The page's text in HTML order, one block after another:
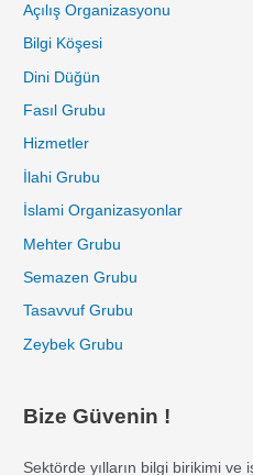
Açılış Organizasyonu
Bilgi Köşesi
Dini Düğün
Fasıl Grubu
Hizmetler
İlahi Grubu
İslami Organizasyonlar
Mehter Grubu
Semazen Grubu
Tasavvuf Grubu
Zeybek Grubu
Bize Güvenin !
Sektörde yılların bilgi birikimi